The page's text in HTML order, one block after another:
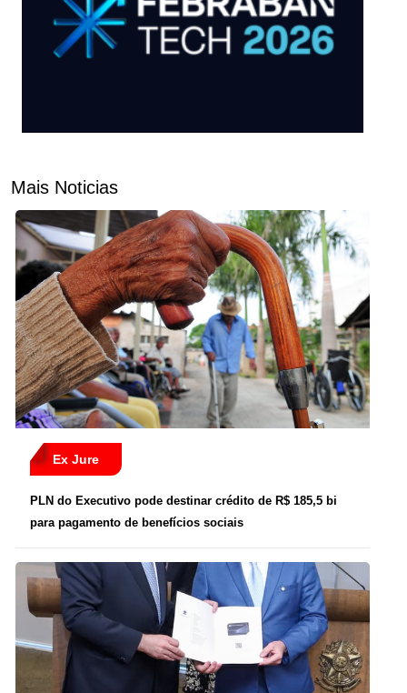
Mais Noticias
Ex Jure
PLN do Executivo pode destinar crédito de R$ 185,5 bi
para pagamento de benefícios sociais